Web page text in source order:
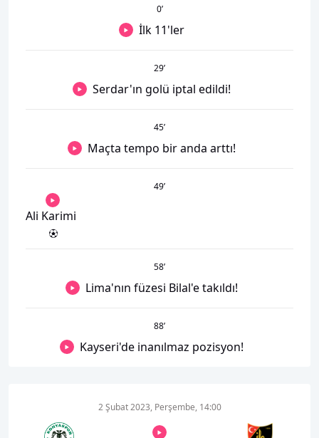
0’
İlk 11'ler
29’
Serdar'ın golü iptal edildi!
45’
Maçta tempo bir anda arttı!
49’
Ali Karimi
58’
Lima'nın füzesi Bilal'e takıldı!
88’
Kayseri'de inanılmaz pozisyon!
2 Şubat 2023, Perşembe, 14:00